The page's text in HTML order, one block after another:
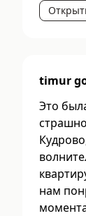
timur
Это
нам